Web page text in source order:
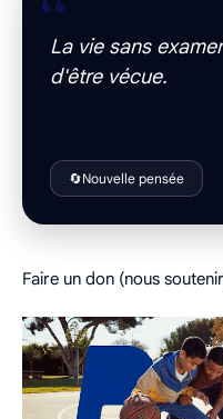
“La vie sans
d'être vécue.
🔄Nouvelle pensée
Faire un don (nous